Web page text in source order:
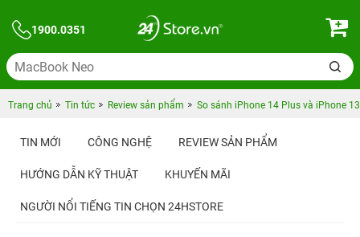
1900.0351
Trang chủ Tin tức Review sản phẩm So sánh iPhone 14 Plus và iPhone
TIN MỚI CÔNG NGHỆ REVIEW SẢN PHẨM
HƯỚNG DẪN KỸ THUẬT KHUYẾN MÃI
NGƯỜI NỔI TIẾNG TIN CHỌN 24HSTORE